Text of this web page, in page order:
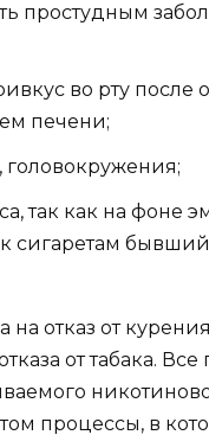
простудным
во рту после
печени;
головокружения;
так как на фоне
к сигаретам
на отказ от
от табака.
процессы, в